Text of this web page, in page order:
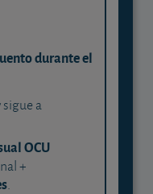
durante el
sigue a
OCU
+
.